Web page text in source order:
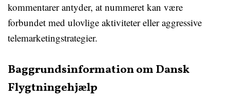
kommentarer antyder, at nummeret kan være
forbundet med ulovlige aktiviteter eller aggressive
telemarketingstrategier.
Baggrundsinformation om Dansk
Flygtningehjælp